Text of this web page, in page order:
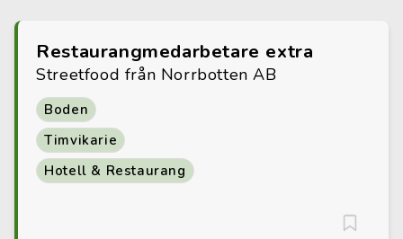
Restaurangmedarbetare extra
Streetfood från Norrbotten AB
Boden
Timvikarie
Hotell & Restaurang